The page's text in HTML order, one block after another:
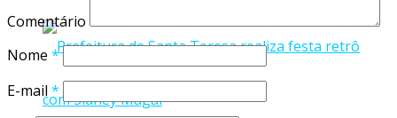
Comentário
Nome *
E-mail *